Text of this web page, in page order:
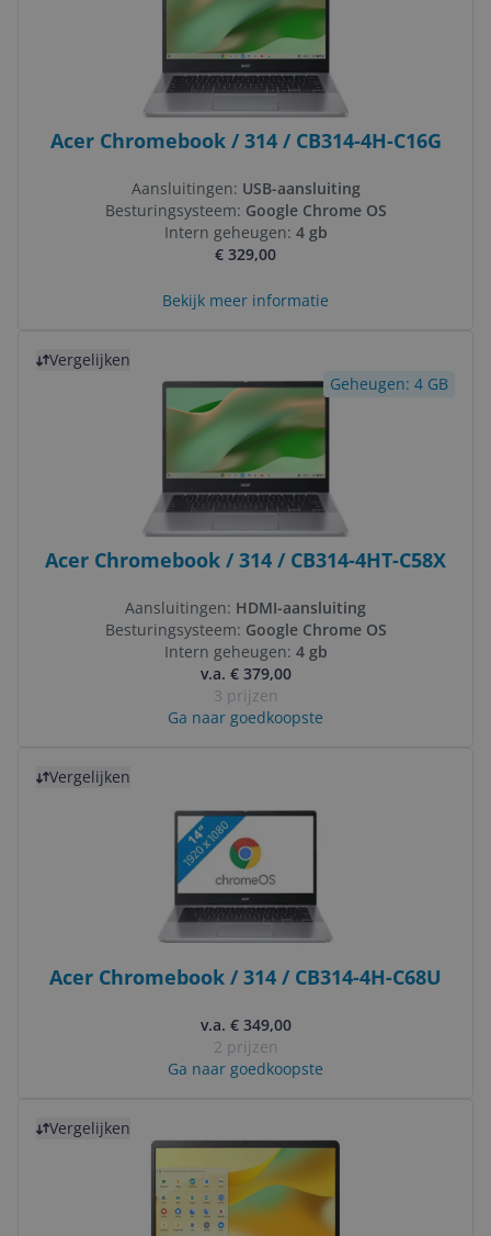
Acer Chromebook / 314 / CB314-4H-C16G
Aansluitingen: USB-aansluiting
Besturingsysteem: Google Chrome OS
Intern geheugen: 4 gb
€ 329,00
Bekijk meer informatie
Vergelijken
Geheugen: 4 GB
Acer Chromebook / 314 / CB314-4HT-C58X
Aansluitingen: HDMI-aansluiting
Besturingsysteem: Google Chrome OS
Intern geheugen: 4 gb
v.a. € 379,00
3 prijzen
Ga naar goedkoopste
Vergelijken
Acer Chromebook / 314 / CB314-4H-C68U
v.a. € 349,00
2 prijzen
Ga naar goedkoopste
Vergelijken